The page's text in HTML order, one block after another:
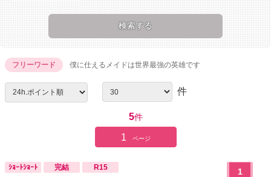
フリーワード 僕に仕えるメイドは世界最強の英雄です
件
5件
1 ページ
ｼｮｰﾄｼｮｰﾄ 完結 R15 1